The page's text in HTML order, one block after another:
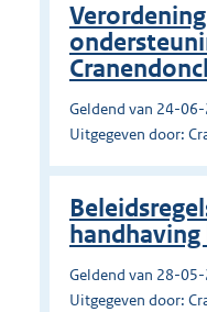
Geldend van 24-
Uitgegeven door:
Geldend van 28-
Uitgegeven door: